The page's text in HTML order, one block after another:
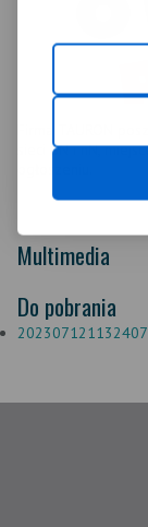
Firma TAURON
sieci SN i nN,
Multimedia
Do pobrania